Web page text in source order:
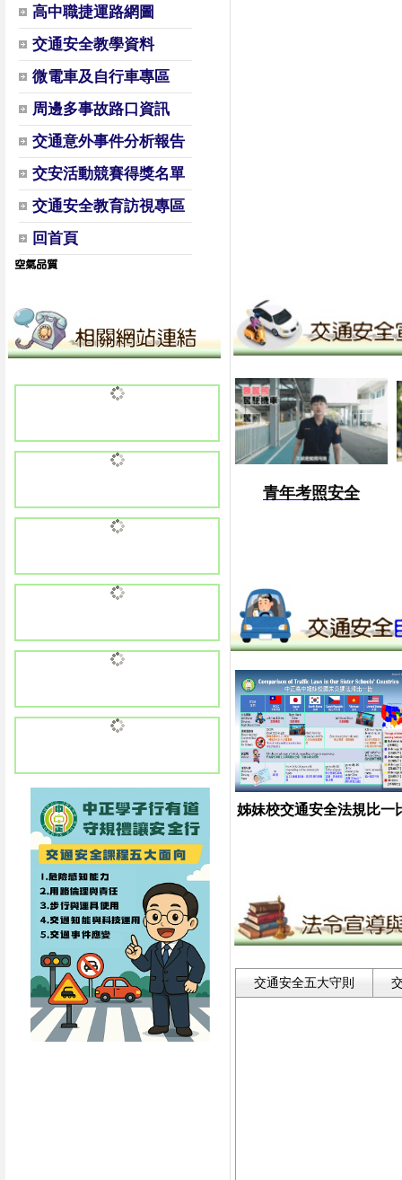
高中職捷運路網圖
交通安全教學資料
微電車及自行車專區
周邊多事故路口資訊
交通意外事件分析報告
交安活動競賽得獎名單
交通安全教育訪視專區
回首頁
青年考照安全
姊妹校交通安全法規比一
交通安全五大守則